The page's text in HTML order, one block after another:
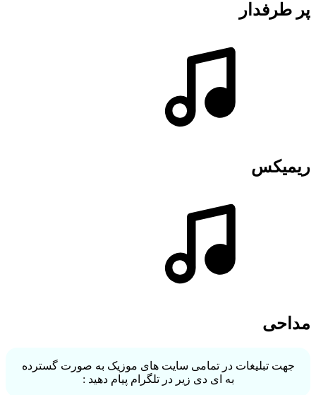
پر طرفدار
ریمیکس
مداحی
جهت تبلیغات در تمامی سایت های موزیک به صورت گسترده
به ای دی زیر در تلگرام پیام دهید :